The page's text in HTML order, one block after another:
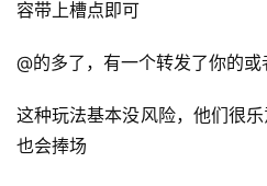
容带上槽点即可
@的多了，有一个转发了你的
这种玩法基本没风险，他们很
也会捧场